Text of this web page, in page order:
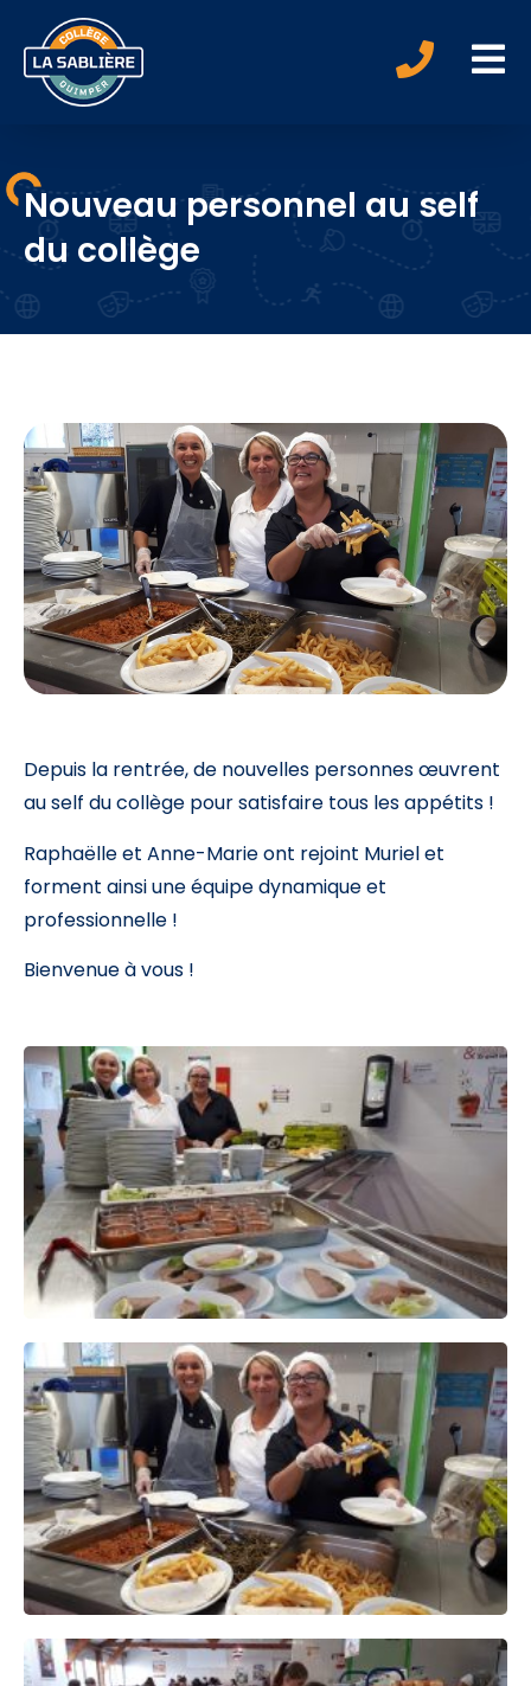
Nouveau personnel au self
du collège
Depuis la rentrée, de nouvelles personnes œuvrent
au self du collège pour satisfaire tous les appétits !
Raphaëlle et Anne-Marie ont rejoint Muriel et
forment ainsi une équipe dynamique et
professionnelle !
Bienvenue à vous !